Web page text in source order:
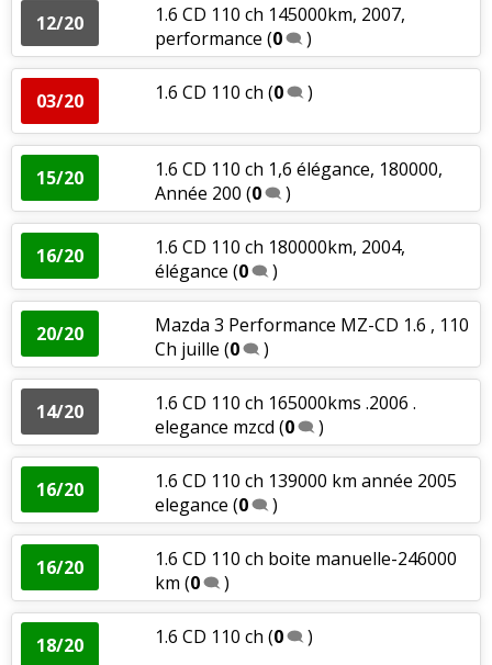
12/20
1.6 CD 110 ch 145000km, 2007,
performance (0 )
03/20 1.6 CD 110 ch (0 )
15/20
1.6 CD 110 ch 1,6 élégance, 180000,
Année 200 (0 )
16/20
1.6 CD 110 ch 180000km, 2004,
élégance (0 )
20/20
Mazda 3 Performance MZ-CD 1.6 , 110
Ch juille (0 )
14/20
1.6 CD 110 ch 165000kms .2006 .
elegance mzcd (0 )
16/20
1.6 CD 110 ch 139000 km année 2005
elegance (0 )
16/20
1.6 CD 110 ch boite manuelle-246000
km (0 )
18/20 1.6 CD 110 ch (0 )